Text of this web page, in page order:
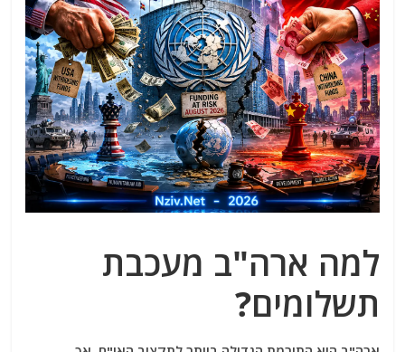
למה ארה"ב מעכבת
תשלומים?